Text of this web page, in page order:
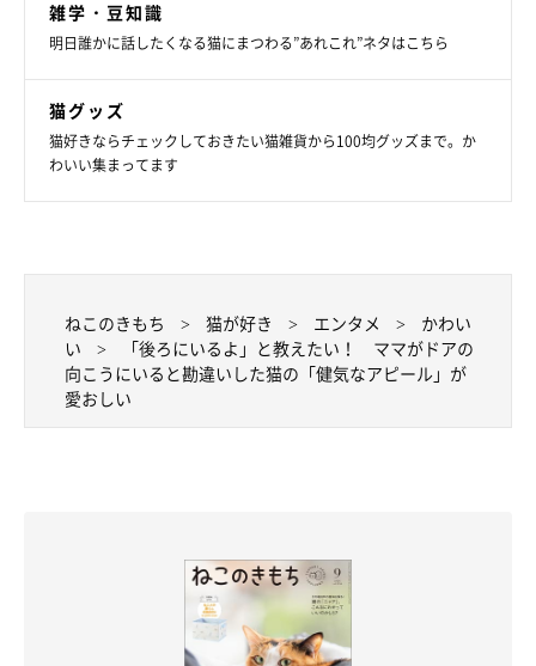
雑学・豆知識
明日誰かに話したくなる猫にまつわる”あれこれ”ネタはこちら
猫グッズ
猫好きならチェックしておきたい猫雑貨から100均グッズまで。か
わいい集まってます
ねこのきもち 猫が好き エンタメ
かわい
い
「後ろにいるよ」と教えたい！ ママがドアの
向こうにいると勘違いした猫の「健気なアピール」が
愛おしい